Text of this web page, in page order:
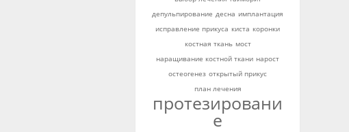
депульпирование десна имплантация
исправление прикуса киста коронки
костная ткань мост
наращивание костной ткани нарост
остеогенез открытый прикус
план лечения
протезировани
е